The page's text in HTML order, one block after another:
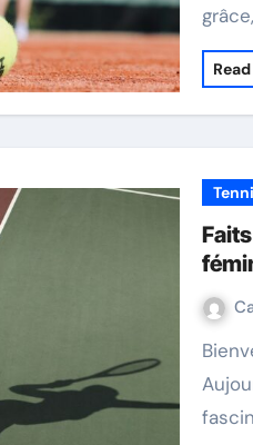
Bienvenue à tous les passionnés de tennis !